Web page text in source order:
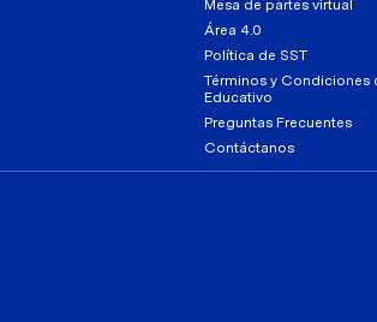
Mesa de partes virtual
Área 4.0
Política de SST
Términos y Condiciones
Educativo
Preguntas Frecuentes
Contáctanos